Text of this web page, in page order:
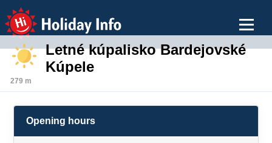
Holiday Info
Letné kúpalisko Bardejovské
Kúpele
279 m
Opening hours